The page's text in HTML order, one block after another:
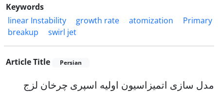
Keywords
linear Instability
growth rate atomization
Primary
breakup
swirl jet
Article Title Persian
مدل سازی اتمیزاسیون اولیه اسپری چرخان لزج